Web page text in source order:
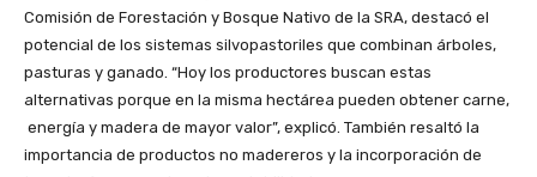
Comisión de Forestación y Bosque Nativo de la SRA, destacó el
potencial de los sistemas silvopastoriles que combinan árboles,
pasturas y ganado. “Hoy los productores buscan estas
alternativas porque en la misma hectárea pueden obtener carne,
energía y madera de mayor valor”, explicó. También resaltó la
importancia de productos no madereros y la incorporación de